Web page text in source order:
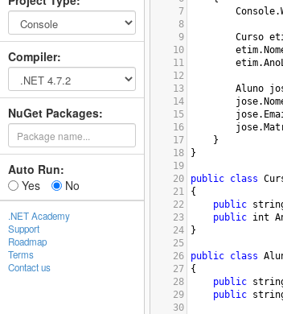
Compiler:
NuGet Packages:
Auto Run:
Yes
No
.NET Academy
Support
Roadmap
Terms
Contact us
7
Console.
8
9
Curso
10
etim.
11
etim.
12
13
Aluno
14
jose.
15
jose.
16
jose.
17
}
18
}
19
20
public class
21
{
22
public
23
public int
24
}
25
26
public class
27
{
28
public
29
public
30